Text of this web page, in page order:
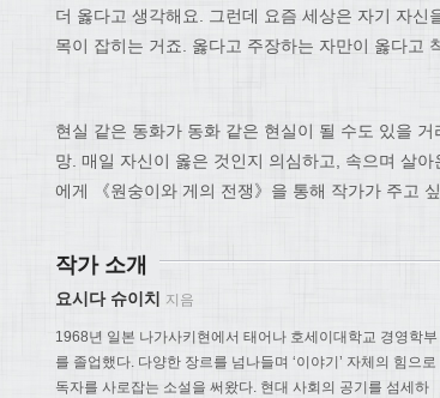
더 옳다고 생각해요. 그런데 요즘 세상은 자기 자
목이 잡히는 거죠. 옳다고 주장하는 자만이 옳다고
현실 같은 동화가 동화 같은 현실이 될 수도 있을
망. 매일 자신이 옳은 것인지 의심하고, 속으며 살
에게 《원숭이와 게의 전쟁》을 통해 작가가 주고
작가 소개
요시다 슈이치 지음
1968년 일본 나가사키현에서 태어나 호세이대학교 경영학부
를 졸업했다. 다양한 장르를 넘나들며 ‘이야기’ 자체의 힘으로
독자를 사로잡는 소설을 써왔다. 현대 사회의 공기를 섬세하